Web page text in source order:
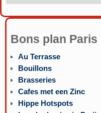
Bons plan Paris
Au Terrasse
Bouillons
Brasseries
Cafes met een Zinc
Hippe Hotspots